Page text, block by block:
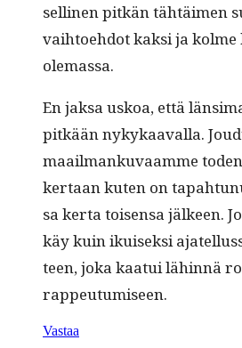
selli­nen pitkän tähtäi­men
vai­h­toe­hdot kak­si ja
olemassa.
En jak­sa uskoa, että
pitkään nykykaaval­la.
maail­manku­vaamme
ker­taan kuten on
sa ker­ta toisen­sa jäl­keen.
käy kuin ikuisek­si
teen, joka kaa­tui lähin­nä
rappeutumiseen.
Vastaa